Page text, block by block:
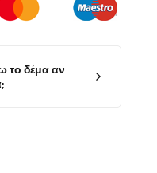
το δέμα αν